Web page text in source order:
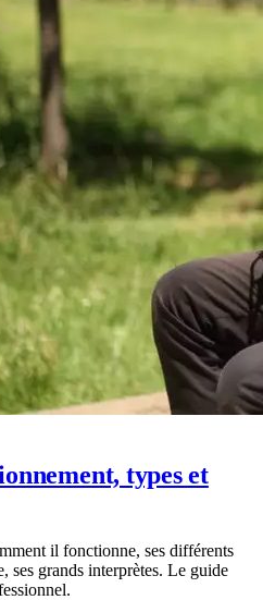
types et
il fonctionne, ses différents
ses grands interprètes. Le guide